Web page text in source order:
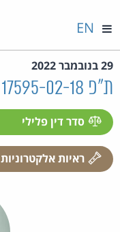
EN
29 בנובמבר 2022
ת"פ 17595-02-18 מדינת ישראל נ' לסרי ואח'
סדר דין פלילי
ראיות אלקטרוניות